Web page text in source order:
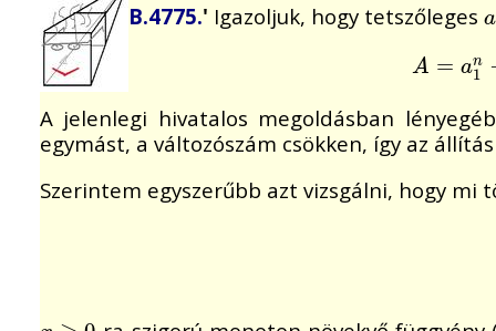
B.4775.' Igazoljuk, hogy tetszőleges a
a
A = an
1
A=a1n−
A jelenlegi hivatalos megoldásban
egymást, a változószám csökken, így az
Szerintem egyszerűbb azt vizsgálni, hogy mi